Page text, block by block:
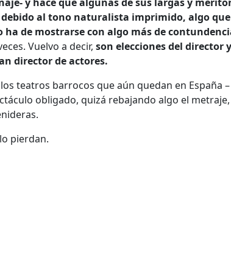
al tono naturalista imprimido, algo que
de mostrarse con algo más de
Vuelvo a decir, son elecciones del director y
director de actores.
teatros barrocos que aún quedan en España
obligado, quizá rebajando algo el
pierdan.